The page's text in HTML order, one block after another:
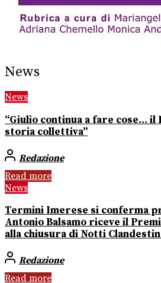
News
News
“Giulio continua a fare cose… il
storia collettiva”
Redazione
Read more
News
Termini Imerese si conferma
Antonio Balsamo riceve il
alla chiusura di Notti
Redazione
Read more